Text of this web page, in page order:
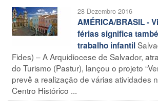
28 Dezembro 2016
AMÉRICA/BRASIL -
férias significa
trabalho infantil
Fides) – A Arquidiocese de Salvador,
do Turismo (Pastur), lançou o projeto
prevê a realização de várias atividades
Centro Histórico ...